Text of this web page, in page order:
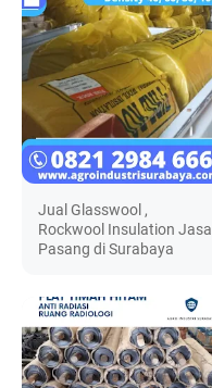
Jual Glasswool ,
Rockwool Insulation Jasa
Pasang di Surabaya